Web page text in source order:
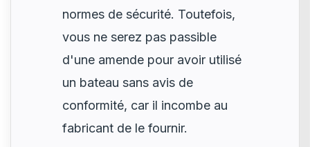
normes de sécurité. Toutefois,
vous ne serez pas passible
d'une amende pour avoir utilisé
un bateau sans avis de
conformité, car il incombe au
fabricant de le fournir.